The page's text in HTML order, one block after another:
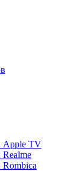
Apple TV